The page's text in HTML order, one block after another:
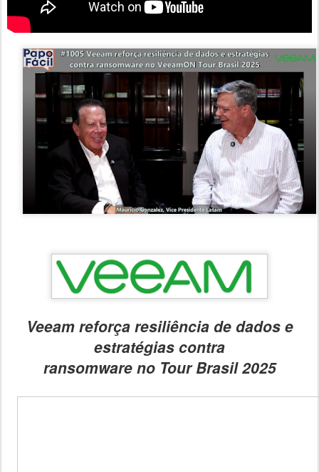
Veeam reforça resiliência de dados e
estratégias contra
ransomware no Tour Brasil 2025